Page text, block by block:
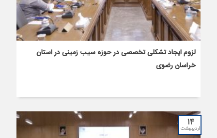
لزوم ایجاد تشکلی تخصصی در حوزه سیب زمینی در استان
خراسان رضوی
۱۴
اردیبهشت